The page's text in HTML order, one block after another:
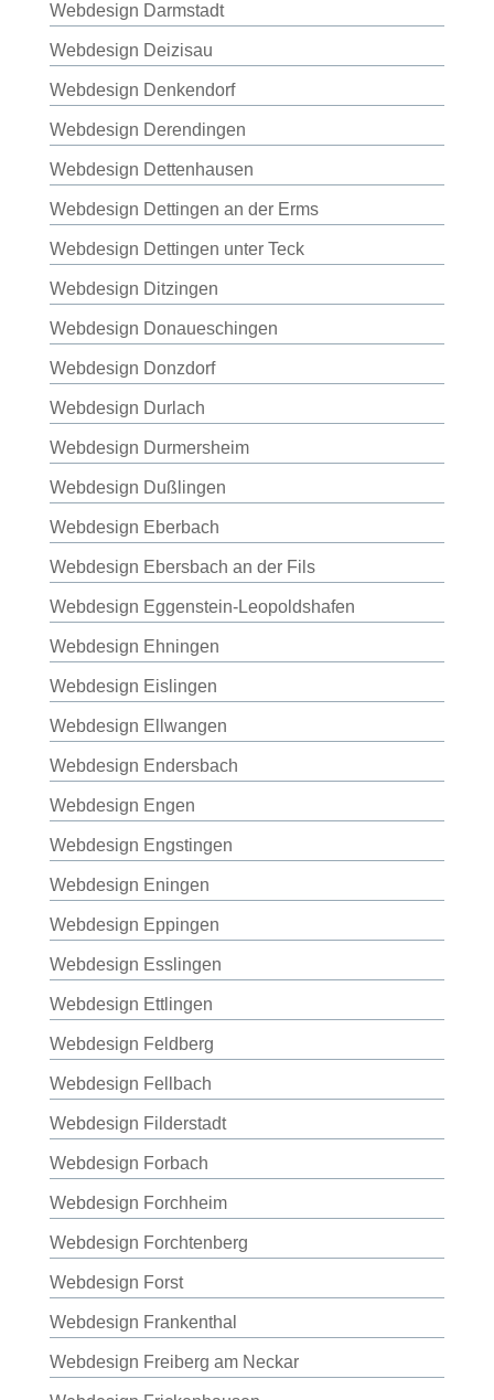
Webdesign Darmstadt
Webdesign Deizisau
Webdesign Denkendorf
Webdesign Derendingen
Webdesign Dettenhausen
Webdesign Dettingen an der Erms
Webdesign Dettingen unter Teck
Webdesign Ditzingen
Webdesign Donaueschingen
Webdesign Donzdorf
Webdesign Durlach
Webdesign Durmersheim
Webdesign Dußlingen
Webdesign Eberbach
Webdesign Ebersbach an der Fils
Webdesign Eggenstein-Leopoldshafen
Webdesign Ehningen
Webdesign Eislingen
Webdesign Ellwangen
Webdesign Endersbach
Webdesign Engen
Webdesign Engstingen
Webdesign Eningen
Webdesign Eppingen
Webdesign Esslingen
Webdesign Ettlingen
Webdesign Feldberg
Webdesign Fellbach
Webdesign Filderstadt
Webdesign Forbach
Webdesign Forchheim
Webdesign Forchtenberg
Webdesign Forst
Webdesign Frankenthal
Webdesign Freiberg am Neckar